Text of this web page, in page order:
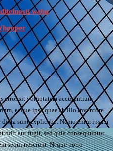
webu
error sit voluptatem accusantium
eaque ipsa quae ab illo inventore
sunt explicabo. Nemo enim ipsam
odit aut fugit, sed quia consequuntur
sequi nesciunt. Neque porro